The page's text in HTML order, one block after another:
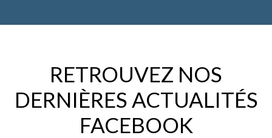
RETROUVEZ NOS
DERNIÈRES ACTUALITÉS
FACEBOOK